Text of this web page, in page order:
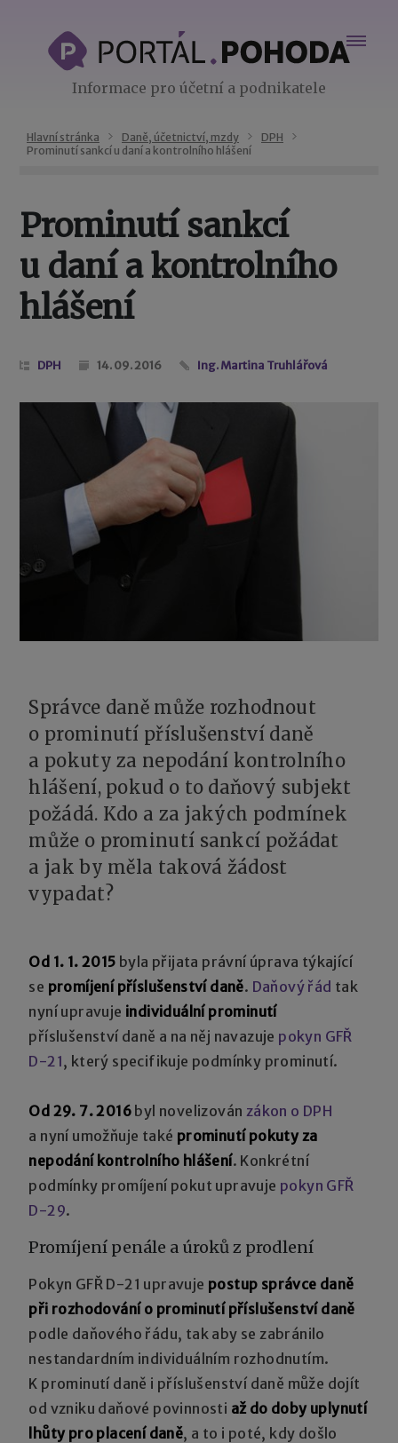
Informace pro účetní a podnikatele
Hlavní stránka Daně, účetnictví, mzdy
DPH
Prominutí sankcí u daní a kontrolního hlášení
Prominutí sankcí
u daní a kontrolního
hlášení
DPH 14. 09. 2016 Ing. Martina Truhlářová
Správce daně může rozhodnout
o prominutí příslušenství daně
a pokuty za nepodání kontrolního
hlášení, pokud o to daňový subjekt
požádá. Kdo a za jakých podmínek
může o prominutí sankcí požádat
a jak by měla taková žádost
vypadat?
Od 1. 1. 2015 byla přijata právní úprava týkající
se promíjení příslušenství daně. Daňový řád tak
nyní upravuje individuální prominutí
příslušenství daně a na něj navazuje pokyn GFŘ
D-21, který specifikuje podmínky prominutí.
Od 29. 7. 2016 byl novelizován zákon o DPH
a nyní umožňuje také prominutí pokuty za
nepodání kontrolního hlášení. Konkrétní
podmínky promíjení pokut upravuje pokyn GFŘ
D-29.
Promíjení penále a úroků z prodlení
Pokyn GFŘ D-21 upravuje postup správce daně
při rozhodování o prominutí příslušenství daně
podle daňového řádu, tak aby se zabránilo
nestandardním individuálním rozhodnutím.
K prominutí daně i příslušenství daně může dojít
od vzniku daňové povinnosti až do doby uplynutí
lhůty pro placení daně, a to i poté, kdy došlo